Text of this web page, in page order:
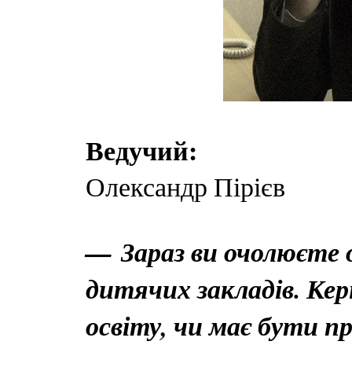
Ведучий:
Олександр Пірієв
— Зараз ви очолюєте
дитячих закладів.
освіту, чи має бути